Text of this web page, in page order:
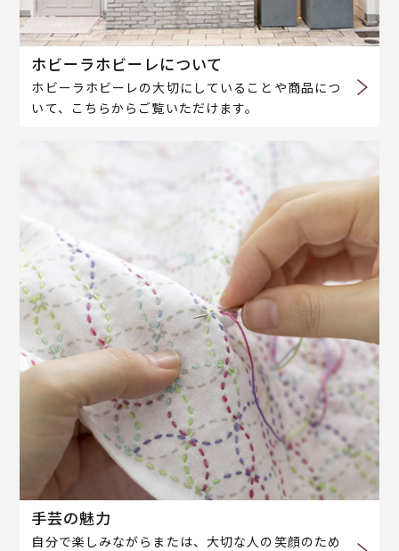
ホビーラホビーレについて
ホビーラホビーレの大切にしていることや商品につ
いて、こちらからご覧いただけます。
手芸の魅力
自分で楽しみながらまたは、大切な人の笑顔のため